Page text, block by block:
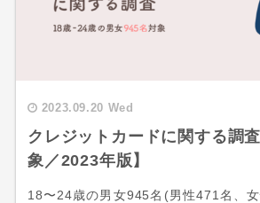
2023.09.20 Wed
クレジットカードに関する調
象／2023年版】
18〜24歳の男女945名(男性471名、